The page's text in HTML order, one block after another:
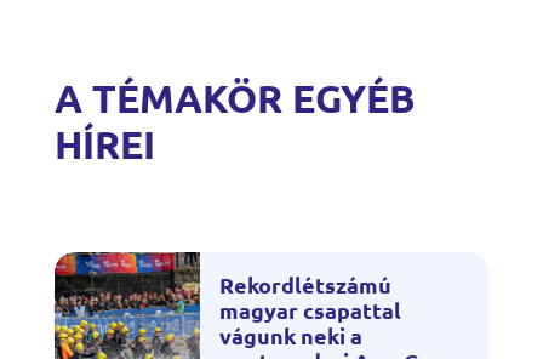
A TÉMAKÖR EGYÉB
HÍREI
Rekordlétszámú
magyar csapattal
vágunk neki a